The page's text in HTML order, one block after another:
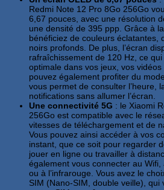
Redmi Note 12 Pro 8Go 256Go
6,67 pouces, avec une résolution
une densité de 395 ppp. Grâce à
bénéficiez de couleurs éclatantes,
noirs profonds. De plus, l’écran
rafraîchissement de 120 Hz, ce
optimale dans vos jeux, vos
pouvez également profiter du
vous permet de consulter l’heure,
notifications sans allumer l’écran.
Une connectivité 5G : le Xiaomi
256Go est compatible avec le
vitesses de téléchargement et de
Vous pouvez ainsi accéder à vos
instant, que ce soit pour regarder
jouer en ligne ou travailler à
également vous connecter au
ou à l’infrarouge. Vous avez le
SIM (Nano-SIM, double veille), qui